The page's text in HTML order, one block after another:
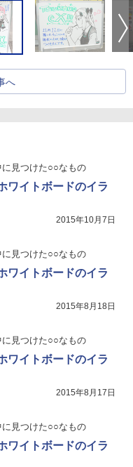
へ
に見つけた○○なもの
ワイトボードのイラ
2015年10月7日
に見つけた○○なもの
ワイトボードのイラ
2015年8月18日
に見つけた○○なもの
ワイトボードのイラ
2015年8月17日
に見つけた○○なもの
ワイトボードのイラ